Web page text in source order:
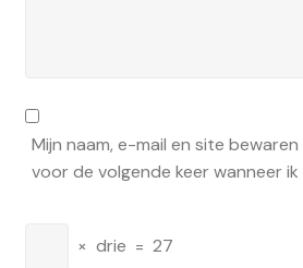
Mijn naam, e-mail en site
voor de volgende keer wanneer
× drie = 27